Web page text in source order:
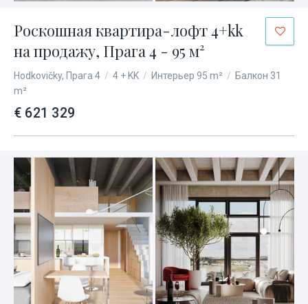
Роскошная квартира-лофт 4+kk
на продажу, Прага 4 - 95 м²
Hodkovičky, Прага 4 / 4 + KK / Интерьер 95 m² / Балкон 31
m²
€ 621 329